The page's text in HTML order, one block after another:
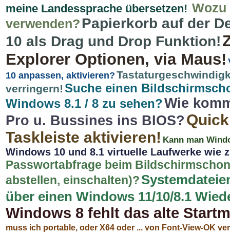
meine Landessprache übersetzen!
verwenden?Papierkorb auf der
10 als Drag und Drop Funktion!
Explorer Optionen, via Maus!
10 anpassen, aktivieren?
verringern! Suche einen
Windows 8.1 / 8 zu sehen?Wie
Pro u. Bussines ins BIOS?
Taskleiste aktivieren! Kann man
Windows 10 und 8.1 virtuelle Laufwerke wie
Passwortabfrage beim
abstellen, einschalten)?
über einen Windows 11/10/8.1
Windows 8 fehlt das alte
muss ich portable, oder X64 oder ... von Font-View-OK